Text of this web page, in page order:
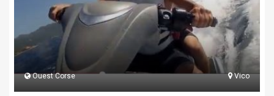
Ouest Corse Vico